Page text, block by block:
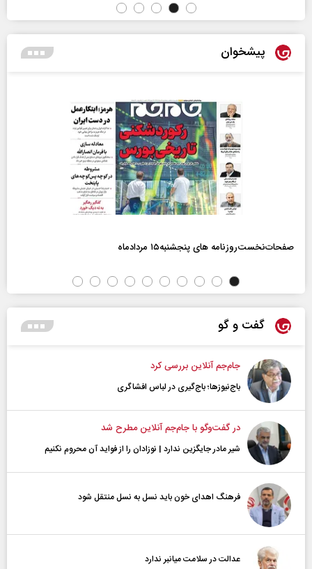
پیشخوان
صفحات‌نخست‌روزنامه ها‌ی پنجشنبه‌۱۵ مردادماه
گفت و گو
جام‌جم آنلاین بررسی کرد
باج‌نیوزها؛ باج‌گیری در لباس افشاگری
در گفت‌و‌گو با جام‌جم آنلاین مطرح شد
شیر مادر جایگزین ندارد | نوزادان را از فواید آن محروم نکنیم
فرهنگ اهدای خون باید نسل به نسل منتقل شود
عدالت در سلامت میانبر ندارد